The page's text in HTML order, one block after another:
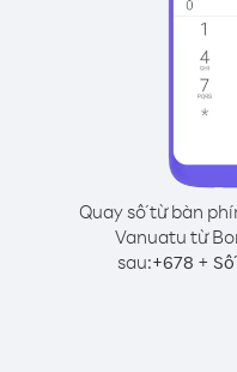
Quay số từ bàn
Vanuatu từ
sau:+678 +